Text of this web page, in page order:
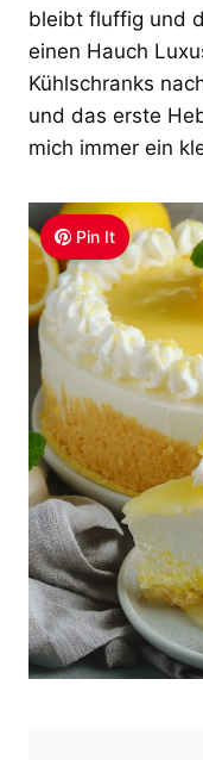
bleibt fluffig und
einen Hauch
Kühlschranks
und das erste
mich immer ein
Pin It